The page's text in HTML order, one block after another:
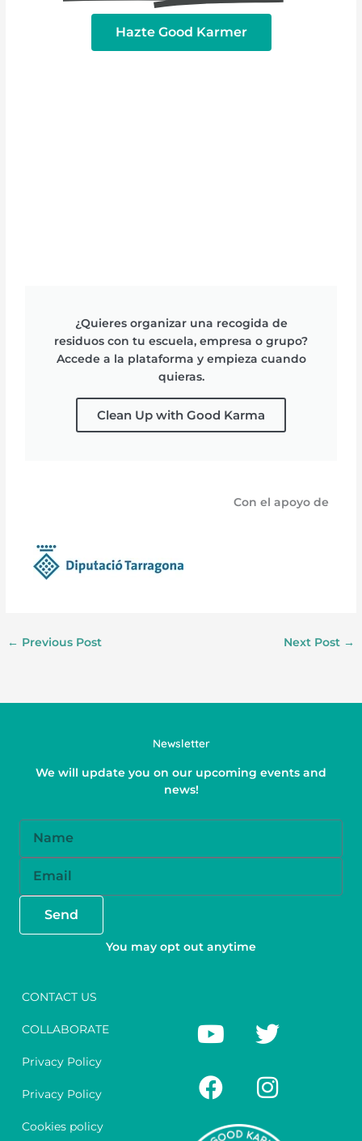
Hazte Good Karmer
¿Quieres organizar una recogida de
residuos con tu escuela, empresa o grupo?
Accede a la plataforma y empieza cuando
quieras.
Clean Up with Good Karma
Con el apoyo de
← Previous Post Next Post →
Newsletter
We will update you on our upcoming events and
news!
Send
You may opt out anytime
CONTACT US
COLLABORATE
Privacy Policy
Privacy Policy
Cookies policy
Y
o
t
T
w
t
F
a
e
I
n
t